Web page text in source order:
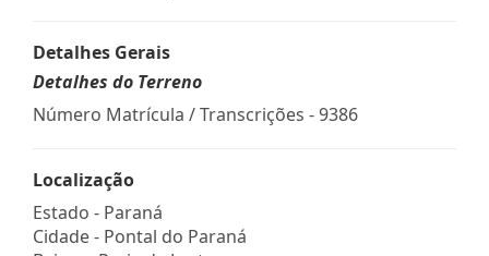
Detalhes Gerais
Detalhes do Terreno
Número Matrícula / Transcrições - 9386
Localização
Estado - Paraná
Cidade - Pontal do Paraná